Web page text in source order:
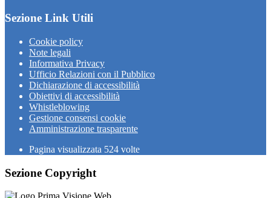
Sezione Link Utili
Cookie policy
Note legali
Informativa Privacy
Ufficio Relazioni con il Pubblico
Dichiarazione di accessibilità
Obiettivi di accessibilità
Whistleblowing
Gestione consensi cookie
Amministrazione trasparente
Pagina visualizzata 524 volte
Sezione Copyright